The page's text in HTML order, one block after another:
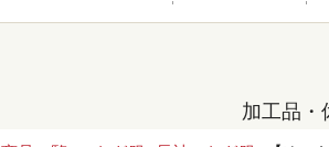
加工品・